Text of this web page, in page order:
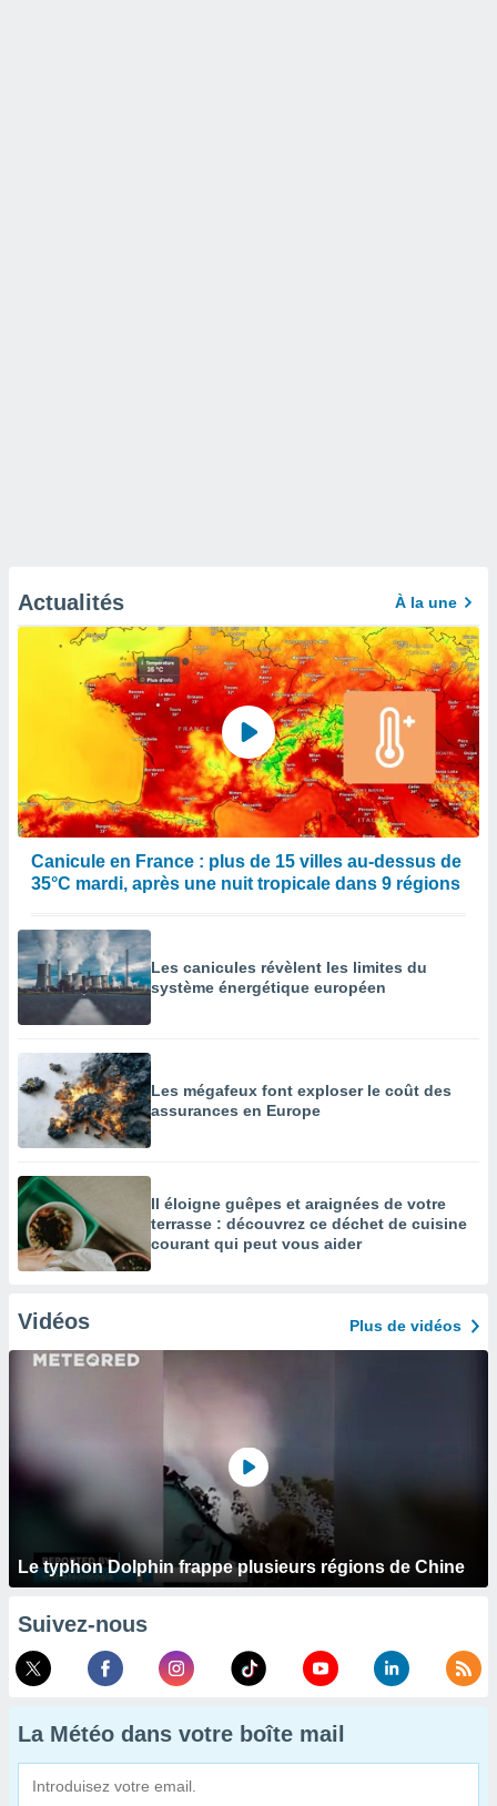
Actualités À la une
Canicule en France : plus de 15 villes au-dessus de
35°C mardi, après une nuit tropicale dans 9 régions
Les canicules révèlent les limites du
système énergétique européen
Les mégafeux font exploser le coût des
assurances en Europe
Il éloigne guêpes et araignées de votre
terrasse : découvrez ce déchet de cuisine
courant qui peut vous aider
Vidéos Plus de vidéos
Le typhon Dolphin frappe plusieurs régions de Chine
Suivez-nous
La Météo dans votre boîte mail